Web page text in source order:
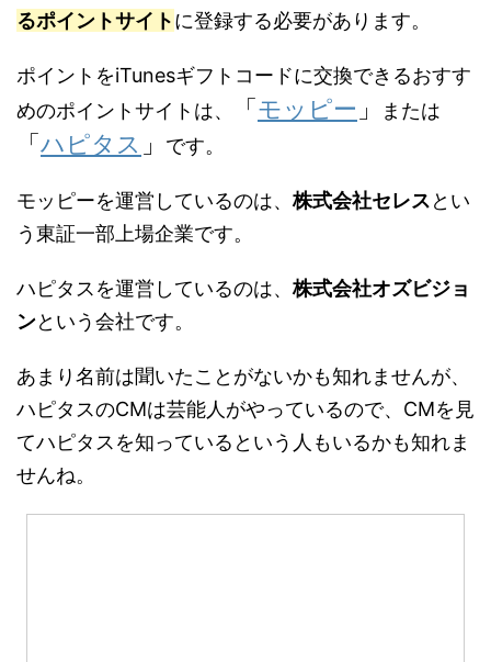
るポイントサイトに登録する必要があります。
ポイントをiTunesギフトコードに交換できるおすす
めのポイントサイトは、
「 モッピー 」 または
「 ハピタス 」 です。
モッピーを運営しているのは、株式会社セレスとい
う東証一部上場企業です。
ハピタスを運営しているのは、株式会社オズビジョ
ンという会社です。
あまり名前は聞いたことがないかも知れませんが、
ハピタスのCMは芸能人がやっているので、CMを見
てハピタスを知っているという人もいるかも知れま
せんね。